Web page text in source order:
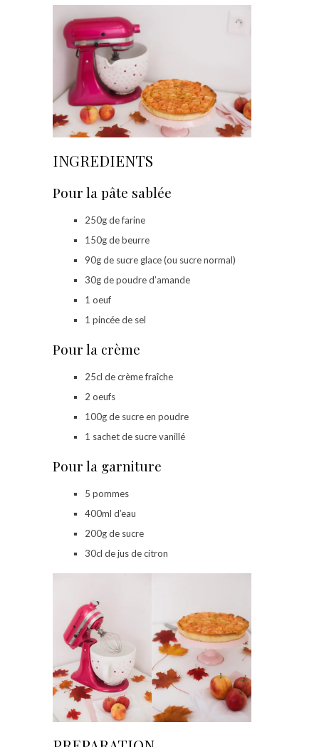
INGREDIENTS
Pour la pâte sablée
250g de farine
150g de beurre
90g de sucre glace (ou sucre normal)
30g de poudre d’amande
1 oeuf
1 pincée de sel
Pour la crème
25cl de crème fraîche
2 oeufs
100g de sucre en poudre
1 sachet de sucre vanillé
Pour la garniture
5 pommes
400ml d’eau
200g de sucre
30cl de jus de citron